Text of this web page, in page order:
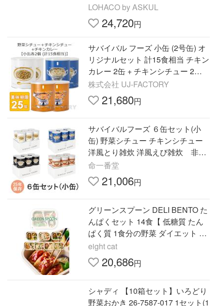
LOHACO by ASKUL
24,720円
サバイバル フーズ 小缶 (2号缶) オ
リジナルセット 計15食相当 チキン
カレー 2缶 + チキンシチュー 2缶 +
野菜シチュー 2缶 25年保存 防災
株式会社 UJ-FACTORY
21,680円
サバイバルフーズ ６缶セット(小
缶) 野菜シチュー チキンシチュー
洋風とり雑炊 洋風えび雑炊 非常
食 保存食 ２５年保存 セイエ
ンタプライズ【非常用食品】
命一番堂
21,006円
グリーンスプーン DELI BENTO た
んぱくセット 14食【 低糖質 たん
ぱく質 1食分の野菜 ダイエット 冷
凍弁当 冷凍食品 】
eight cat
20,686円
シャディ 【10箱セット】いろどり
野菜おかき 26-7587-017 1セット(1